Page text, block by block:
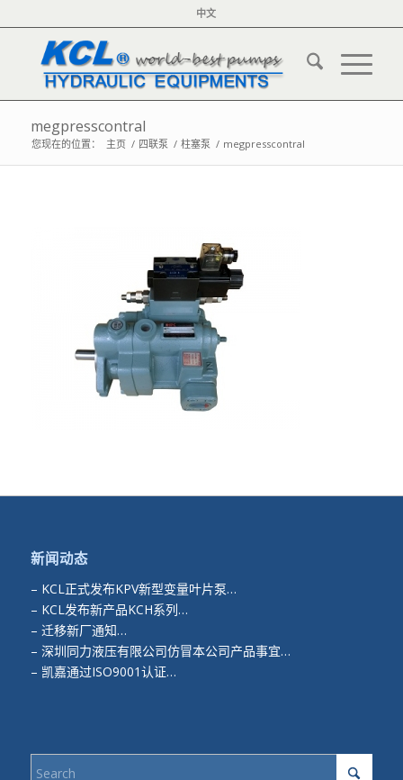
中文
megpresscontral
您现在的位置： 主页 / 四联泵 / 柱塞泵 / megpresscontral
新闻动态
– KCL正式发布KPV新型变量叶片泵…
– KCL发布新产品KCH系列…
– 迁移新厂通知…
– 深圳同力液压有限公司仿冒本公司产品事宜…
– 凯嘉通过ISO9001认证…